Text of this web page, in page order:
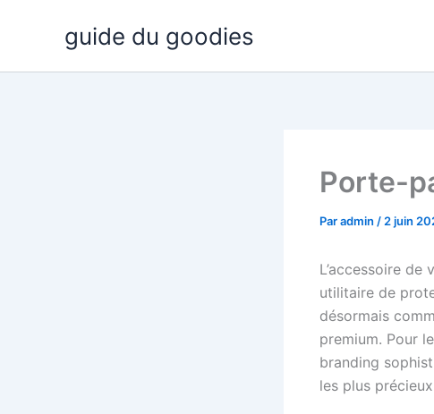
guide du goodies
Porte-
Paradmin / 2 juin
L’accessoire
utilitaire de
désormais
premium. Pour
branding
les plus